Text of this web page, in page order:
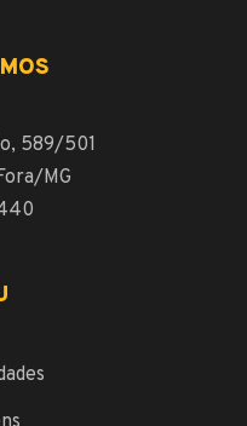
589/501
MG